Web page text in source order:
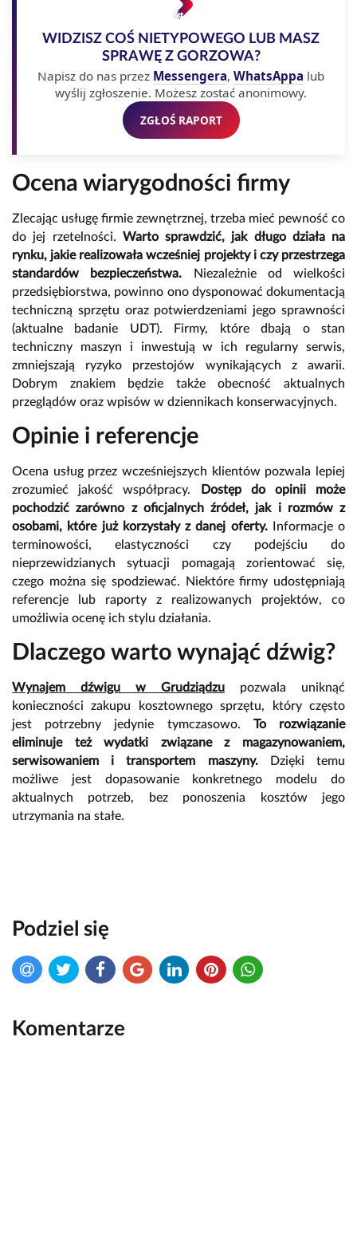
WIDZISZ COŚ NIETYPOWEGO LUB MASZ
SPRAWĘ Z GORZOWA?
Napisz do nas przez Messengera, WhatsAppa lub
wyślij zgłoszenie. Możesz zostać anonimowy.
ZGŁOŚ RAPORT
Ocena wiarygodności firmy
Zlecając usługę firmie zewnętrznej, trzeba mieć pewność co
do jej rzetelności. Warto sprawdzić, jak długo działa na
rynku, jakie realizowała wcześniej projekty i czy przestrzega
standardów bezpieczeństwa. Niezależnie od wielkości
przedsiębiorstwa, powinno ono dysponować dokumentacją
techniczną sprzętu oraz potwierdzeniami jego sprawności
(aktualne badanie UDT). Firmy, które dbają o stan
techniczny maszyn i inwestują w ich regularny serwis,
zmniejszają ryzyko przestojów wynikających z awarii.
Dobrym znakiem będzie także obecność aktualnych
przeglądów oraz wpisów w dziennikach konserwacyjnych.
Opinie i referencje
Ocena usług przez wcześniejszych klientów pozwala lepiej
zrozumieć jakość współpracy.
Dostęp do opinii może
pochodzić zarówno z oficjalnych źródeł, jak i rozmów z
osobami, które już korzystały z danej oferty. Informacje o
terminowości, elastyczności czy podejściu do
nieprzewidzianych sytuacji pomagają zorientować się,
czego można się spodziewać. Niektóre firmy udostępniają
referencje lub raporty z realizowanych projektów, co
umożliwia ocenę ich stylu działania.
Dlaczego warto wynająć dźwig?
Wynajem dźwigu w Grudziądzu pozwala uniknąć
konieczności zakupu kosztownego sprzętu, który często
jest potrzebny jedynie tymczasowo. To rozwiązanie
eliminuje też wydatki związane z magazynowaniem,
serwisowaniem i transportem maszyny. Dzięki temu
możliwe jest dopasowanie konkretnego modelu do
aktualnych potrzeb, bez ponoszenia kosztów jego
utrzymania na stałe.
Podziel się
Komentarze